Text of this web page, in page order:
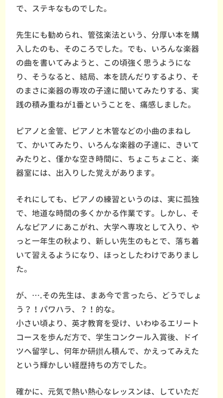
で、ステキなものでした。
先生にも勧められ、管弦楽法という、分厚い本を購
入したのも、そのころでした。でも、いろんな楽器
の曲を書いてみようと、この頃強く思うようにな
り、そうなると、結局、本を読んだりするより、そ
のまさに楽器の専攻の子達に聞いてみたりする、実
践の積み重ねが1番ということを、痛感しました。
ピアノと金管、ピアノと木管などの小曲のまねし
て、かいてみたり、いろんな楽器の子達に、きいて
みたりと、僅かな空き時間に、ちょこちょこと、楽
器室には、出入りした覚えがあります。
それにしても、ピアノの練習というのは、実に孤独
で、地道な時間の多くかかる作業です。しかし、そ
んなピアノにあこがれ、大学へ専攻として入り、や
っと一年生の秋より、新しい先生のもとで、落ち着
いて習えるようになり、ほっとしたわけでありまし
た。
が、….その先生は、まあ今で言ったら、どうでしょ
う？！パワハラ、？！的な。
小さい頃より、英才教育を受け、いわゆるエリート
コースを歩んだ方で、学生コンクール入賞後、ドイ
ツへ留学し、何年か研鑚ん積んで、かえってみえた
という輝かしい経歴持ちの方でした。
確かに、元気で熱い熱心なレッスンは、していただ